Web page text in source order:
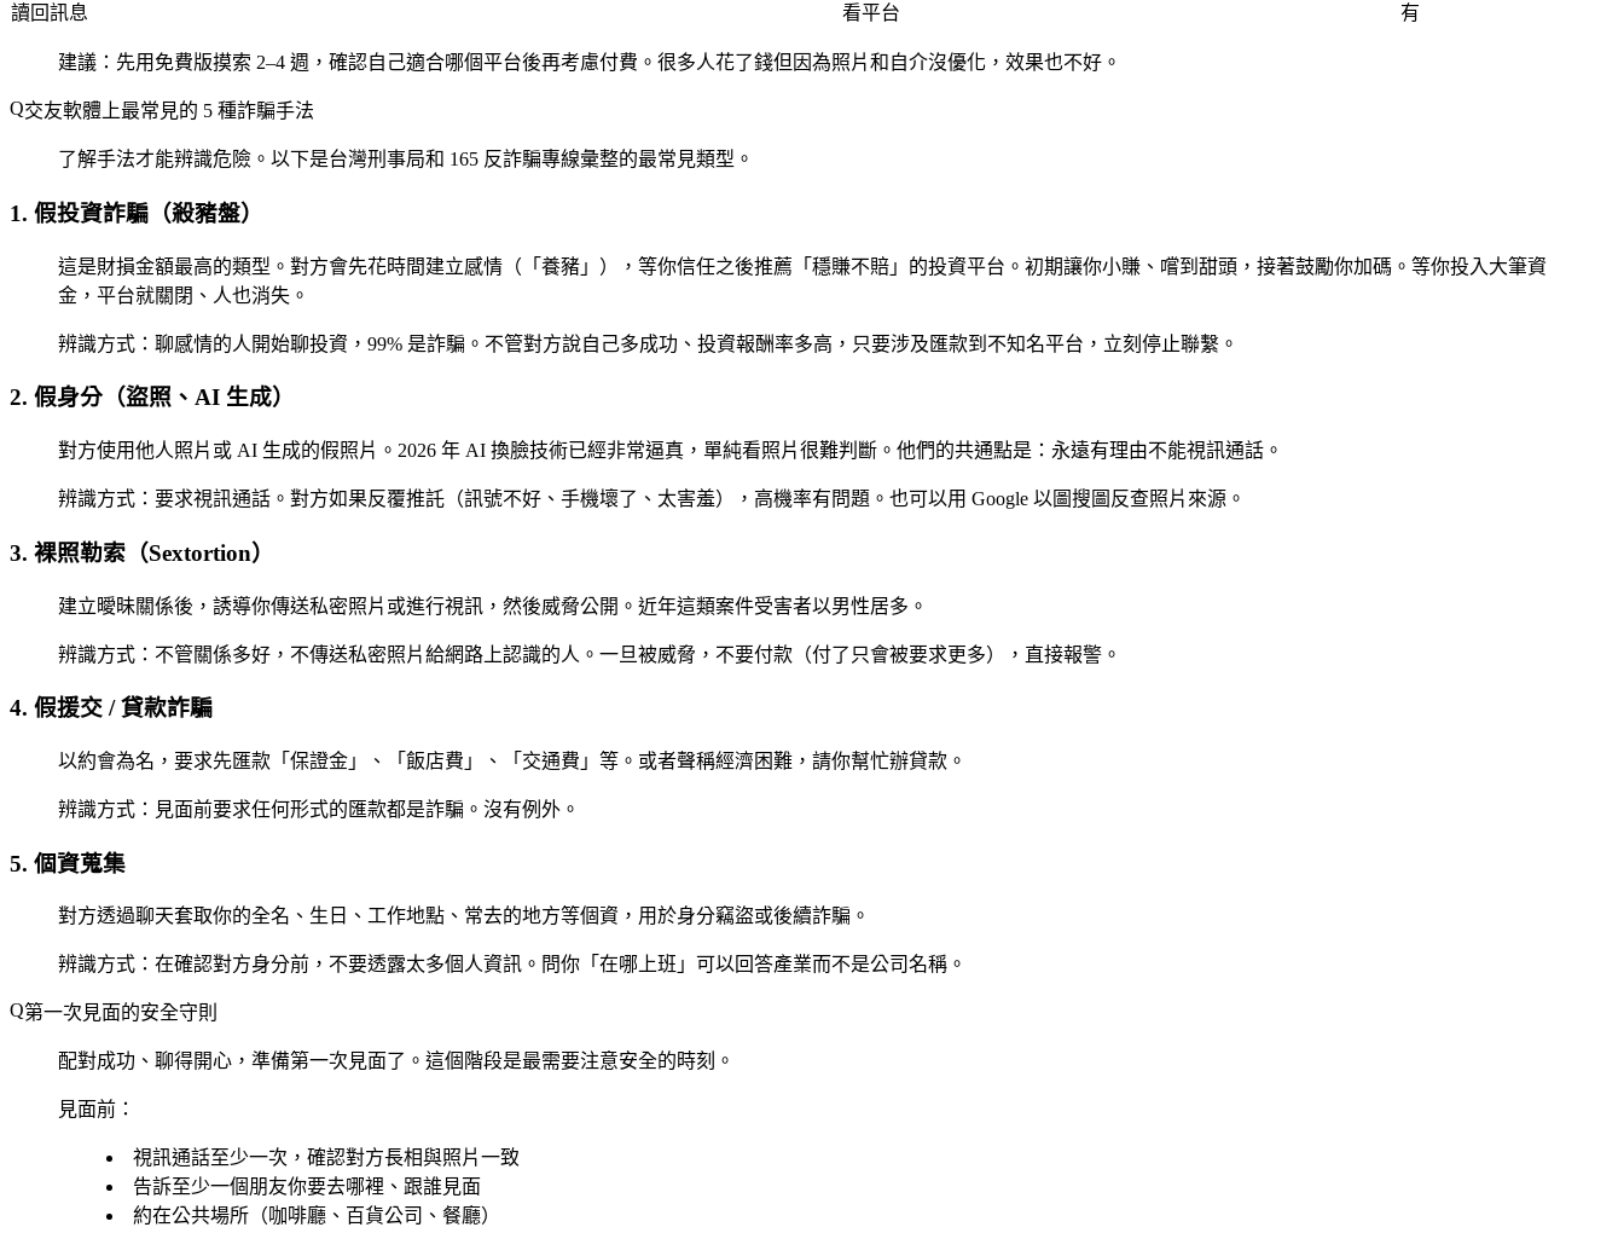
讀回訊息
看平台 有
建議：先用免費版摸索 2–4 週，確認自己適合哪個平台後再考慮付費。很多人花了錢但因為照片和自介沒優化，效果也不好。
交友軟體上最常見的 5 種詐騙手法
了解手法才能辨識危險。以下是台灣刑事局和 165 反詐騙專線彙整的最常見類型。
1. 假投資詐騙（殺豬盤）
這是財損金額最高的類型。對方會先花時間建立感情（「養豬」），等你信任之後推薦「穩賺不賠」的投資平台。初期讓你小賺、嚐到甜頭，接著鼓勵你加碼。等你投入大筆資
金，平台就關閉、人也消失。
辨識方式 ：聊感情的人開始聊投資，99% 是詐騙。不管對方說自己多成功、投資報酬率多高，只要涉及匯款到不知名平台，立刻停止聯繫。
2. 假身分（盜照、AI 生成）
對方使用他人照片或 AI 生成的假照片。2026 年 AI 換臉技術已經非常逼真，單純看照片很難判斷。他們的共通點是：永遠有理由不能視訊通話。
辨識方式 ：要求視訊通話。對方如果反覆推託（訊號不好、手機壞了、太害羞），高機率有問題。也可以用 Google 以圖搜圖反查照片來源。
3. 裸照勒索（Sextortion）
建立曖昧關係後，誘導你傳送私密照片或進行視訊，然後威脅公開。近年這類案件受害者以男性居多。
辨識方式 ：不管關係多好，不傳送私密照片給網路上認識的人。一旦被威脅，不要付款（付了只會被要求更多），直接報警。
4. 假援交 / 貸款詐騙
以約會為名，要求先匯款「保證金」、「飯店費」、「交通費」等。或者聲稱經濟困難，請你幫忙辦貸款。
辨識方式 ：見面前要求任何形式的匯款都是詐騙。沒有例外。
5. 個資蒐集
對方透過聊天套取你的全名、生日、工作地點、常去的地方等個資，用於身分竊盜或後續詐騙。
辨識方式 ：在確認對方身分前，不要透露太多個人資訊。問你「在哪上班」可以回答產業而不是公司名稱。
第一次見面的安全守則
配對成功、聊得開心，準備第一次見面了。這個階段是最需要注意安全的時刻。
見面前：
視訊通話至少一次，確認對方長相與照片一致
告訴至少一個朋友你要去哪裡、跟誰見面
約在公共場所（咖啡廳、百貨公司、餐廳）